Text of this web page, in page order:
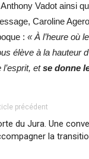
Vadot ainsi
Caroline
: « À l’heure où
élève à la hauteur
l’esprit, etse donne
précédent
du Jura. Une
la